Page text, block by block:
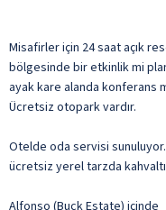
Misafirler için 24 saat açık
bölgesinde bir etkinlik mi
ayak kare alanda konferans
Ücretsiz otopark vardır.
Otelde oda servisi
ücretsiz yerel tarzda
Alfonso (Buck Estate) içinde